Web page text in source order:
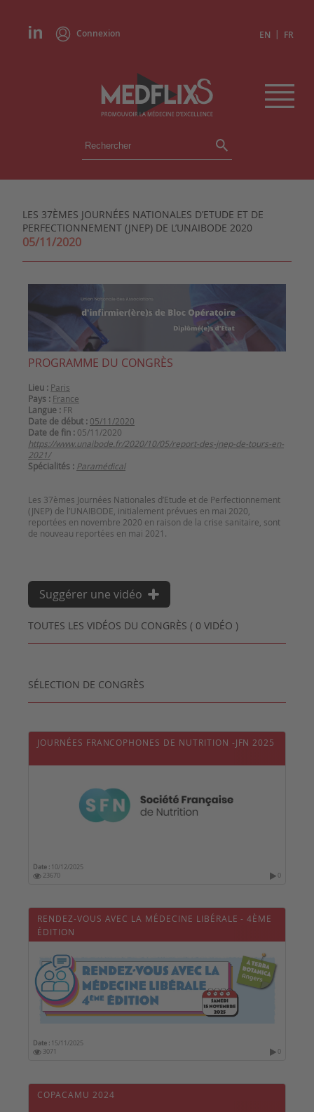
Connexion EN | FR
ÉVÉNEMENTS
INSTITUTIONS
ACADÉMIES
CONGRÈS EN RÉSUMÉ
LES 37ÈMES JOURNÉES NATIONALES D’ETUDE ET DE
PERFECTIONNEMENT (JNEP) DE L’UNAIBODE 2020
05/11/2020
PROGRAMME DU CONGRÈS
Lieu : Paris
Pays : France
Langue : FR
Date de début : 05/11/2020
Date de fin : 05/11/2020
https://www.unaibode.fr/2020/10/05/report-des-jnep-de-tours-en-
2021/
Spécialités : Paramédical
Les 37èmes Journées Nationales d’Etude et de Perfectionnement
(JNEP) de l’UNAIBODE, initialement prévues en mai 2020,
reportées en novembre 2020 en raison de la crise sanitaire, sont
de nouveau reportées en mai 2021.
TOUTES LES VIDÉOS DU CONGRÈS ( 0 VIDÉO )
Suggérer une vidéo
SÉLECTION DE CONGRÈS
JOURNÉES FRANCOPHONES DE NUTRITION -JFN 2025
Date : 10/12/2025
23670
0
RENDEZ-VOUS AVEC LA MÉDECINE LIBÉRALE - 4ÈME
ÉDITION
Date : 15/11/2025
3071
0
COPACAMU 2024